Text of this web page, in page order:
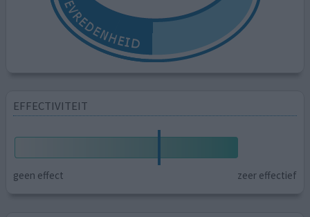
EFFECTIVITEIT
geen effect zeer effectief